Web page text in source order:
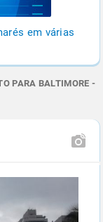
em várias
PARA BALTIMORE -